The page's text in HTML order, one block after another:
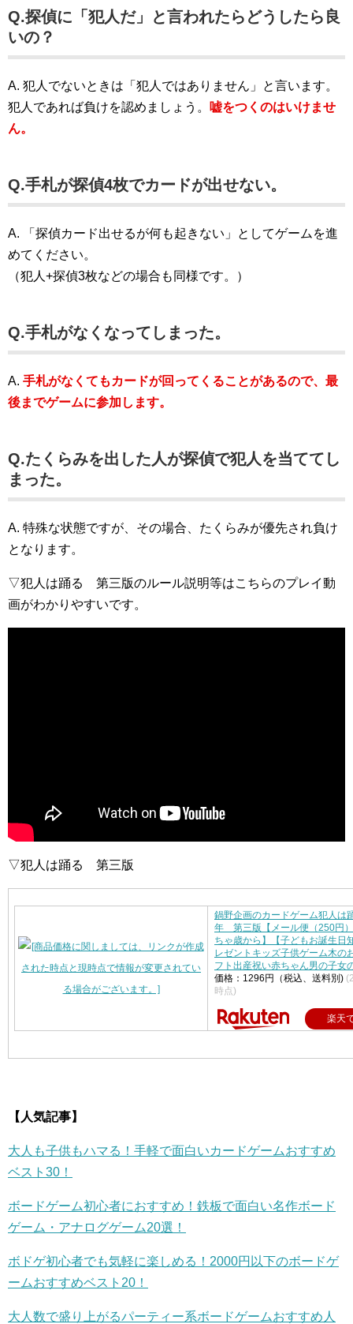
Q.探偵に「犯人だ」と言われたらどうしたら良
いの？
A. 犯人でないときは「犯人ではありません」と言います。
犯人であれば負けを認めましょう。
嘘をつくのはいけませ
ん。
Q.手札が探偵4枚でカードが出せない。
A. 「探偵カード出せるが何も起きない」としてゲームを進
めてください。
（犯人+探偵3枚などの場合も同様です。）
Q.手札がなくなってしまった。
A. 手札がなくてもカードが回ってくることがあるので、最
後までゲームに参加します。
Q.たくらみを出した人が探偵で犯人を当ててし
まった。
A. 特殊な状態ですが、その場合、たくらみが優先され負け
となります。
▽犯人は踊る 第三版のルール説明等はこちらのプレイ動
画がわかりやすいです。
▽犯人は踊る 第三版
鍋野企画のカードゲーム犯人
年 第三版【メール便（250円
ちゃ歳から】【子どもお誕生日
レゼントキッズ子供ゲーム木の
フト出産祝い赤ちゃん男の子女
価格：1296円（税込、送料別)
時点)
楽天
【人気記事】
大人も子供もハマる！手軽で面白いカードゲームおすすめ
ベスト30！
ボードゲーム初心者におすすめ！鉄板で面白い名作ボード
ゲーム・アナログゲーム20選！
ボドゲ初心者でも気軽に楽しめる！2000円以下のボードゲ
ームおすすめベスト20！
大人数で盛り上がるパーティー系ボードゲームおすすめ人